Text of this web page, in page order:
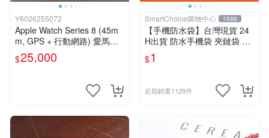
Y6026255072
Apple Watch Series 8 (45m
m, GPS + 行動網路) 愛馬仕
單圈皮革錶帶 附原盒
$25,000
SmartChoice購物中心 1598
【手機防水袋】台灣現貨 24
H出貨 防水手機袋 夾鏈袋 收
納袋 iPhone手機袋專用 防髒
污【B0012】
$1
近期銷量1129件